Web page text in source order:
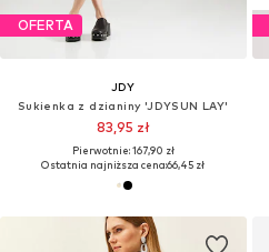
OFERTA
JDY
Sukienka z dzianiny 'JDYSUN LAY'
83,95 zł
Pierwotnie: 167,90 zł
Ostatnia najniższa cena:66,45 zł